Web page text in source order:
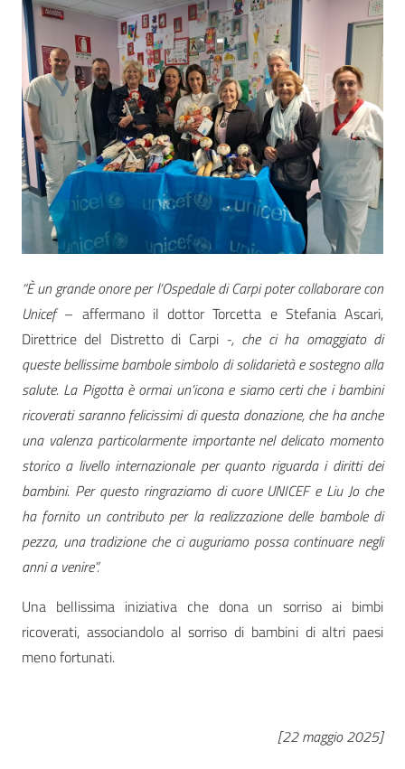
“È un grande onore per l’Ospedale di Carpi poter collaborare con
Unicef – affermano il dottor Torcetta e Stefania Ascari,
Direttrice del Distretto di Carpi-, che ci ha omaggiato di
queste bellissime bambole simbolo di solidarietà e sostegno alla
salute. La Pigotta è ormai un’icona e siamo certi che i bambini
ricoverati saranno felicissimi di questa donazione, che ha anche
una valenza particolarmente importante nel delicato momento
storico a livello internazionale per quanto riguarda i diritti dei
bambini. Per questo ringraziamo di cuore UNICEF e Liu Jo che
ha fornito un contributo per la realizzazione delle bambole di
pezza, una tradizione che ci auguriamo possa continuare negli
anni a venire”.
Una bellissima iniziativa che dona un sorriso ai bimbi
ricoverati, associandolo al sorriso di bambini di altri paesi
meno fortunati.
[22 maggio 2025]